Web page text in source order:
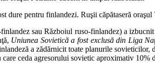
dure pentru finlandezi. Ruşii căpătaseră
sau Războiul ruso-finlandez) a
Uniunea Sovietică a fost exclusă din Liga
a zădărnicit toate planurile
care ceda agresorului sovietic aproximativ